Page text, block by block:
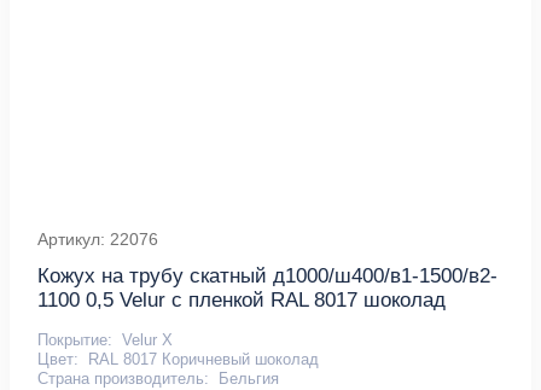
Артикул: 22076
Кожух на трубу скатный д1000/ш400/в1-1500/в2-
1100 0,5 Velur с пленкой RAL 8017 шоколад
Покрытие: Velur X
Цвет:
RAL 8017 Коричневый шоколад
Страна производитель:
Бельгия